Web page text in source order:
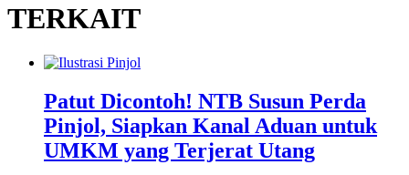
TERKAIT
Patut Dicontoh! NTB Susun Perda
Pinjol, Siapkan Kanal Aduan untuk
UMKM yang Terjerat Utang